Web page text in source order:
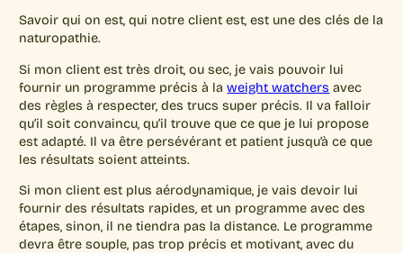
Savoir qui on est, qui notre client est, est une des clés de la
naturopathie.
Si mon client est très droit, ou sec, je vais pouvoir lui
fournir un programme précis à laweight watchers avec
des règles à respecter, des trucs super précis. Il va falloir
qu’il soit convaincu, qu’il trouve que ce que je lui propose
est adapté. Il va être persévérant et patient jusqu’à ce que
les résultats soient atteints.
Si mon client est plus aérodynamique, je vais devoir lui
fournir des résultats rapides, et un programme avec des
étapes, sinon, il ne tiendra pas la distance. Le programme
devra être souple, pas trop précis et motivant, avec du